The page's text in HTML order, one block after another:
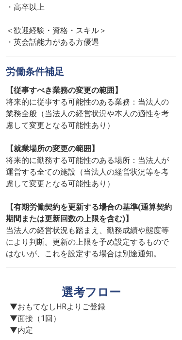
・高卒以上
＜歓迎経験・資格・スキル＞
・英会話能力がある方優遇
労働条件補足
【従事すべき業務の変更の範囲】
将来的に従事する可能性のある業務：当法人の
業務全般（当法人の経営状況や本人の適性を考
慮して変更となる可能性あり）
【就業場所の変更の範囲】
将来的に勤務する可能性のある場所：当法人が
運営する全ての施設（当法人の経営状況等を考
慮して変更となる可能性あり）
【有期労働契約を更新する場合の基準(通算契約
期間または更新回数の上限を含む)】
当法人の経営状況も踏まえ、勤務成績や態度等
により判断。更新の上限を予め設定するもので
はないが、これを設定する場合は別途通知。
選考フロー
▼おもてなしHRよりご登録
▼面接（1回）
▼内定